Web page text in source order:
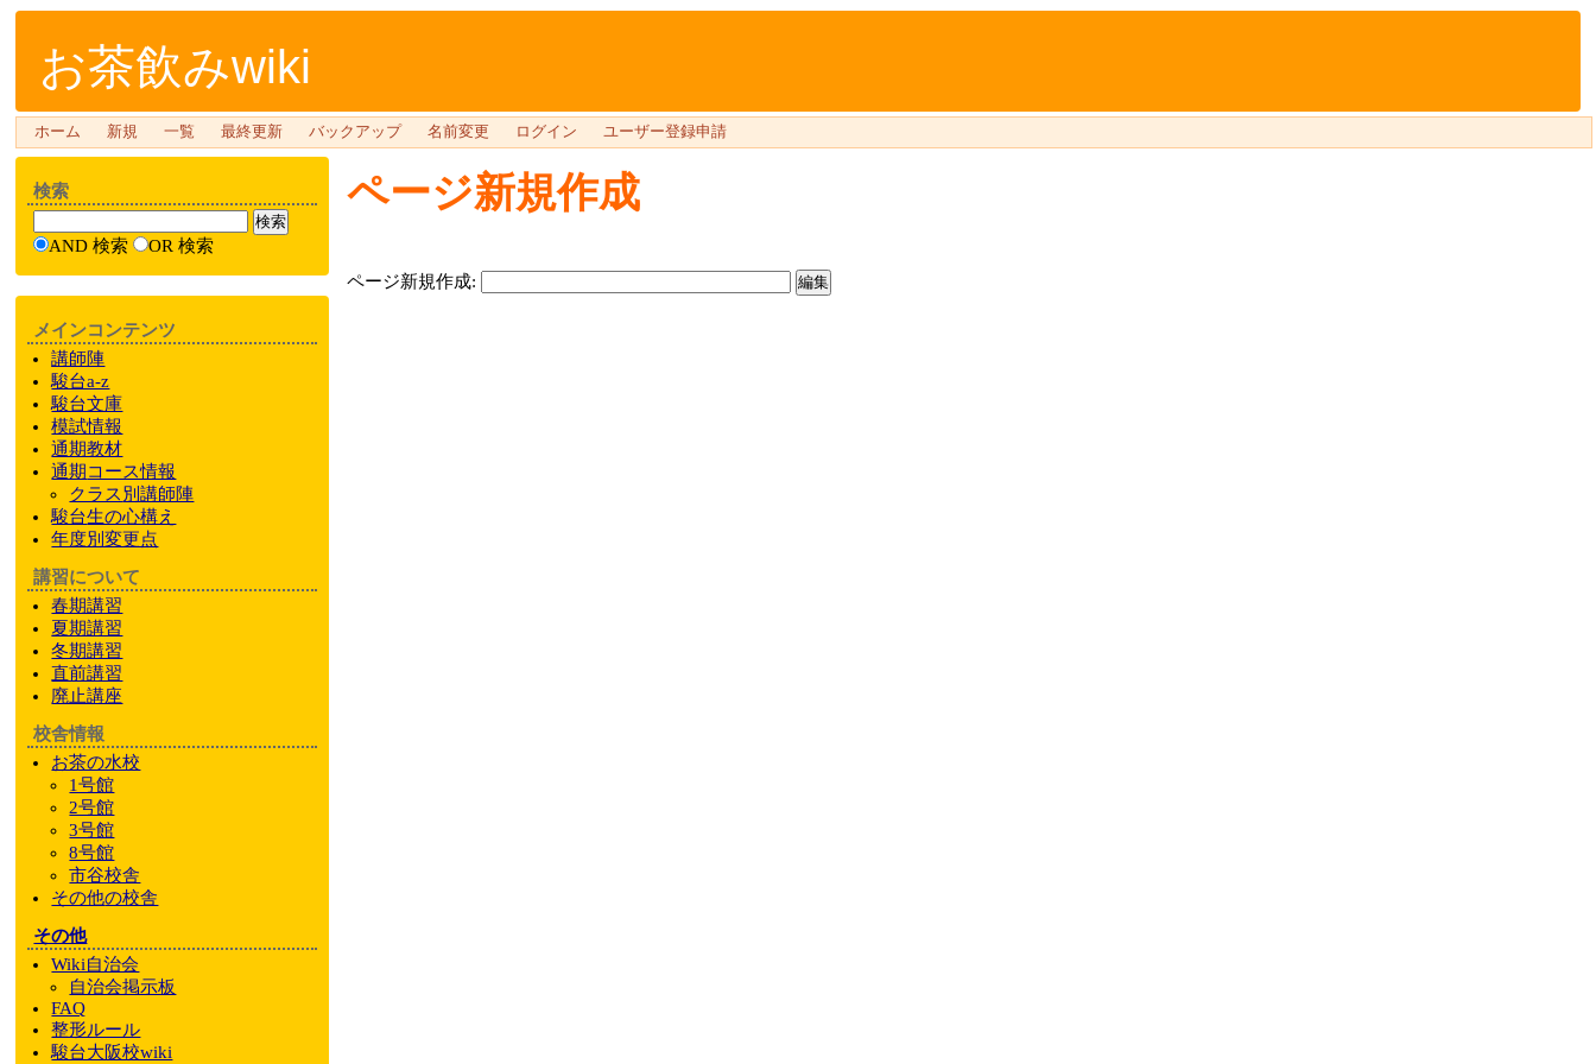
お茶飲みwiki
ホーム 新規 一覧 最終更新 バックアップ 名前変更 ログイン ユーザー登録申請
ページ新規作成
ページ新規作成:
検索
AND 検索 OR 検索
メインコンテンツ
講師陣
駿台a-z
駿台文庫
模試情報
通期教材
通期 コース情報
クラス別講師陣
駿台生の心構え
年度別変更点
講習について
春期講習
夏期講習
冬期講習
直前講習
廃止講座
校舎情報
お茶の水校
1号館
2号館
3号館
8号館
市谷校舎
その他の校舎
その他
Wiki自治会
自治会掲示板
FAQ
整形ルール
駿台大阪校wiki